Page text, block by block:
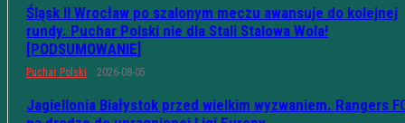
Śląsk II Wrocław po szalonym meczu awansuje do kolejnej
rundy. Puchar Polski nie dla Stali Stalowa Wola!
[PODSUMOWANIE]
Puchar Polski 2026-08-05
Jagiellonia Białystok przed wielkim wyzwaniem. Rangers